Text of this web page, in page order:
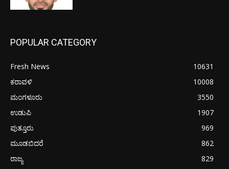
POPULAR CATEGORY
Fresh News
10631
ಕರಾವಳಿ
10008
ಮಂಗಳೂರು
3550
ಉಡುಪಿ
1907
ಪುತ್ತೂರು
969
ಮೂಡಬಿದರೆ
862
ರಾಜ್ಯ
829